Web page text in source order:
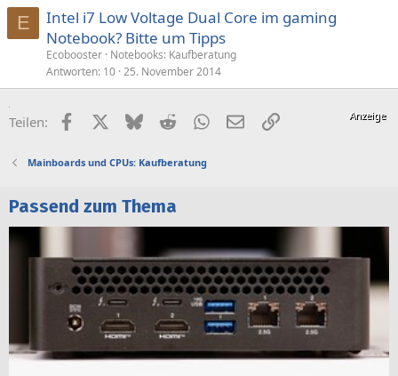
E
Intel i7 Low Voltage Dual Core im gaming
Notebook? Bitte um Tipps
Ecobooster Notebooks: Kaufberatung
Antworten 10 25. November 2014
Teilen: FacebookX (Twitter)
BlueskyRedditWhatsApp
E-MailLink
Mainboards und CPUs: Kaufberatung
Passend zum Thema